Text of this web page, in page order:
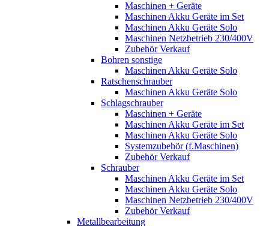
Maschinen + Geräte
Maschinen Akku Geräte im Set
Maschinen Akku Geräte Solo
Maschinen Netzbetrieb 230/400V
Zubehör Verkauf
Bohren sonstige
Maschinen Akku Geräte Solo
Ratschenschrauber
Maschinen Akku Geräte Solo
Schlagschrauber
Maschinen + Geräte
Maschinen Akku Geräte im Set
Maschinen Akku Geräte Solo
Systemzubehör (f.Maschinen)
Zubehör Verkauf
Schrauber
Maschinen Akku Geräte im Set
Maschinen Akku Geräte Solo
Maschinen Netzbetrieb 230/400V
Zubehör Verkauf
Metallbearbeitung